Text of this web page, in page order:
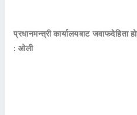
प्रधानमन्त्री कार्यालयबाट
: ओली